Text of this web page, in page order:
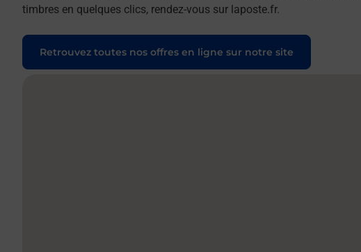
timbres en quelques clics, rendez-vous sur laposte.fr.
Retrouvez toutes nos offres en ligne sur notre site